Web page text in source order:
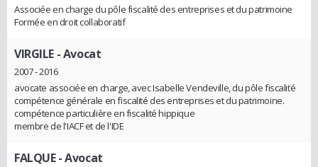
Associée en charge du pôle fiscalité des entreprises et du patrimoine
Formée en droit collaboratif
VIRGILE - Avocat
2007 - 2016
avocate associée en charge, avec Isabelle Vendeville, du pôle fiscalité
compétence générale en fiscalité des entreprises et du patrimoine.
compétence particulière en fiscalité hippique
membre de l'IACF et de l'IDE
FALQUE- Avocat